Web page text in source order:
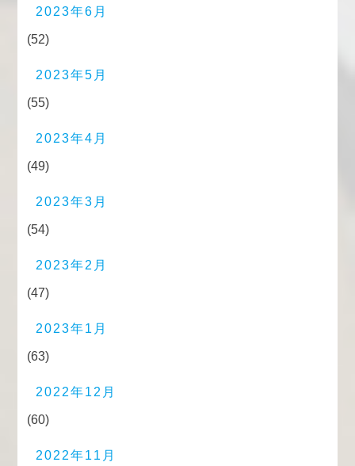
2023年6月
(52)
2023年5月
(55)
2023年4月
(49)
2023年3月
(54)
2023年2月
(47)
2023年1月
(63)
2022年12月
(60)
2022年11月